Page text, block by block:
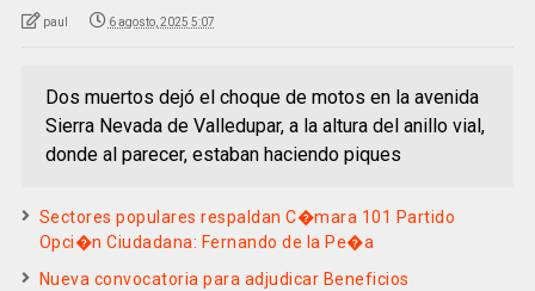
paul 6 agosto, 2025 5:07
Dos muertos dejó el choque de motos en la avenida
Sierra Nevada de Valledupar, a la altura del anillo vial,
donde al parecer, estaban haciendo piques
Sectores populares respaldan C�mara 101 Partido
Opci�n Ciudadana: Fernando de la Pe�a
Nueva convocatoria para adjudicar Beneficios